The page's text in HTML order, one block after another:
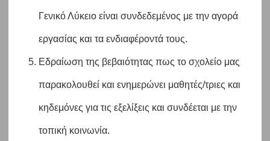
Γενικό Λύκειο είναι συνδεδεμένος με την αγορά
εργασίας και τα ενδιαφέροντά τους.
Εδραίωση της βεβαιότητας πως το σχολείο μας
παρακολουθεί και ενημερώνει μαθητές/τριες και
κηδεμόνες για τις εξελίξεις και συνδέεται με την
τοπική κοινωνία.